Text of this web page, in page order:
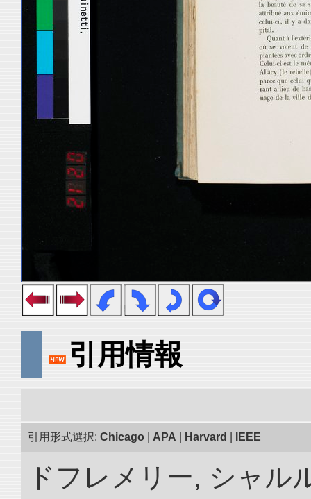
引用情報
引用形式選択: Chicago APA Harvard IEEE
ドフレメリー, シャル